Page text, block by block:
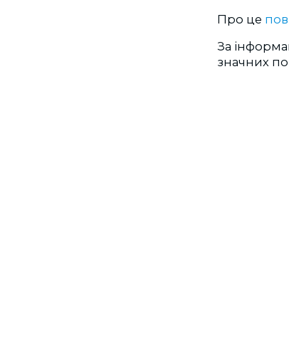
Про це
За
значних